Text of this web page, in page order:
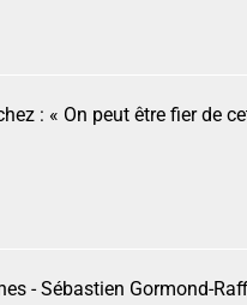
: « On peut être fier de
- Sébastien Gormond-